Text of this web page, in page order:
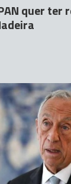
quer ter